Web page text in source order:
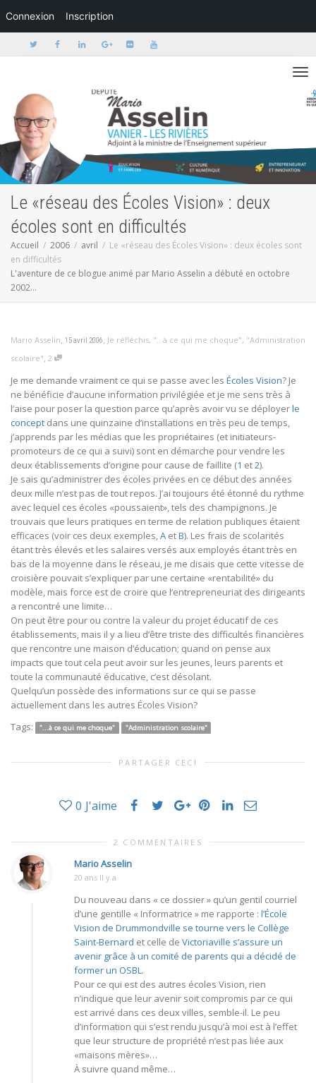
Connexion Inscription
Activer/
Le «réseau des Écoles Vision» : deux
écoles sont en difficultés
Accueil 2006 avril
Le «réseau des Écoles Vision» : deux écoles sont
en difficultés
L'aventure de ce blogue animé par Mario Asselin a débuté en octobre
2002...
Mario Asselin, 15 avril 2006, Je réfléchis, "...à ce qui me choque", "Administration
scolaire", 2
Je me demande vraiment ce qui se passe avec les Écoles Vision? Je
ne bénéficie d’aucune information privilégiée et je me sens très à
l’aise pour poser la question parce qu’après avoir vu se déployerle
concept dans une quinzaine d’installations en très peu de temps,
j’apprends par les médias que les propriétaires (et initiateurs-
promoteurs de ce qui a suivi) sont en démarche pour vendre les
deux établissements d’origine pour cause de faillite (1 et2).
Je sais qu’administrer des écoles privées en ce début des années
deux mille n’est pas de tout repos. J’ai toujours été étonné du rythme
avec lequel ces écoles «poussaient», tels des champignons. Je
trouvais que leurs pratiques en terme de relation publiques étaient
efficaces (voir ces deux exemples,A etB). Les frais de scolarités
étant très élevés et les salaires versés aux employés étant très en
bas de la moyenne dans le réseau, je me disais que cette vitesse de
croisière pouvait s’expliquer par une certaine «rentabilité» du
modèle, mais force est de croire que l’entrepreneuriat des dirigeants
a rencontré une limite…
On peut être pour ou contre la valeur du projet éducatif de ces
établissements, mais il y a lieu d’être triste des difficultés financières
que rencontre une maison d’éducation; quand on pense aux
impacts que tout cela peut avoir sur les jeunes, leurs parents et
toute la communauté éducative, c’est désolant.
Quelqu’un possède des informations sur ce qui se passe
actuellement dans les autres Écoles Vision?
Tags:
"...à ce qui me choque" "Administration scolaire"
PARTAGER CECI
0 J'aime
2 COMMENTAIRES
Mario Asselin
20 ans Il y a
Du nouveau dans « ce dossier » qu’un gentil courriel
d’une gentille « Informatrice » me rapporte : l’École
Vision de Drummondville se tourne vers le Collège
Saint-Bernard et celle de Victoriaville s’assure un
avenir grâce à un comité de parents qui a décidé de
former un OSBL.
Pour ce qui est des autres écoles Vision, rien
n’indique que leur avenir soit compromis par ce qui
est arrivé dans ces deux villes, semble-il. Le peu
d’information qui s’est rendu jusqu’à moi est à l’effet
que leur structure de propriété n’est pas liée aux
«maisons mères»…
À suivre quand même…